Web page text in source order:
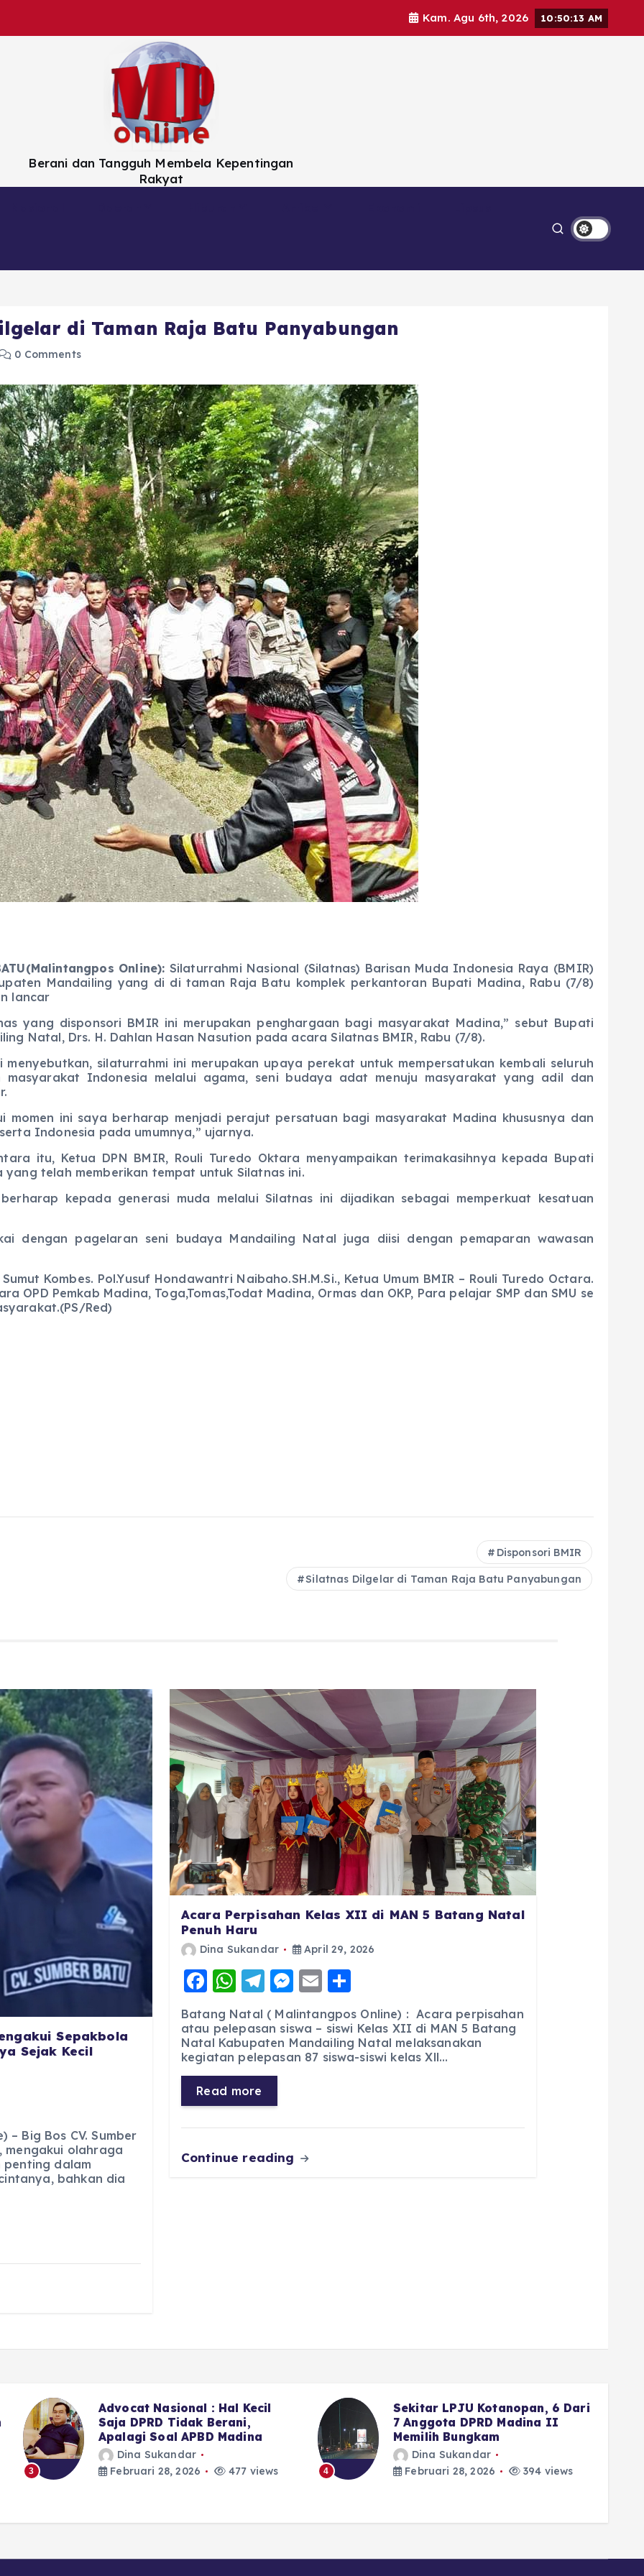
Kam. Agu 6th, 2026 10:50:14 AM
Berani dan Tangguh Membela Kepentingan
Rakyat
di Taman Raja Batu Panyabungan
0 Comments
Online): Silaturrahmi Nasional (Silatnas) Barisan Muda Indonesia Raya (BMIR)
Mandailing yang di di taman Raja Batu komplek perkantoran Bupati Madina, Rabu (7/8)
lancar
yang disponsori BMIR ini merupakan penghargaan bagi masyarakat Madina,” sebut Bupati
Natal, Drs. H. Dahlan Hasan Nasution pada acara Silatnas BMIR, Rabu (7/8).
menyebutkan, silaturrahmi ini merupakan upaya perekat untuk mempersatukan kembali seluruh
masyarakat Indonesia melalui agama, seni budaya adat menuju masyarakat yang adil dan
momen ini saya berharap menjadi perajut persatuan bagi masyarakat Madina khususnya dan
Indonesia pada umumnya,” ujarnya.
itu, Ketua DPN BMIR, Rouli Turedo Oktara menyampaikan terimakasihnya kepada Bupati
yang telah memberikan tempat untuk Silatnas ini.
berharap kepada generasi muda melalui Silatnas ini dijadikan sebagai memperkuat kesatuan
dengan pagelaran seni budaya Mandailing Natal juga diisi dengan pemaparan wawasan
Kombes. Pol.Yusuf Hondawantri Naibaho.SH.M.Si., Ketua Umum BMIR – Rouli Turedo Octara.
OPD Pemkab Madina, Toga,Tomas,Todat Madina, Ormas dan OKP, Para pelajar SMP dan SMU se
Red)
Disponsori BMIR
Silatnas Dilgelar di Taman Raja Batu Panyabungan
Sepakbola
Sejak Kecil
– Big Bos CV. Sumber
mengakui olahraga
penting dalam
bahkan dia
Acara Perpisahan Kelas XII di MAN 5 Batang Natal
Penuh Haru
Dina Sukandar April 29, 2026
F
c
e
b
o
W
h
a
ts
A
p
T
el
e
g
r
M
e
ss
e
E
ai
l
h
a
re
Batang Natal ( Malintangpos Online) : Acara perpisahan
atau pelepasan siswa – siswi Kelas XII di MAN 5 Batang
Natal Kabupaten Mandailing Natal melaksanakan
kegiatan pelepasan 87 siswa-siswi kelas Xll…
Read more
Continue reading
4
Sekitar LPJU Kotanopan, 6 Dari
7 Anggota DPRD Madina II
Memilih Bungkam
Dina Sukandar
Februari 28, 2026
394 views 5
Wako Fadly Amran Siapkan
Reward Umrah bagi Pelajar
yang Istiqamah ke Masjid
Dina Sukandar
Februari 28, 2026
334 views